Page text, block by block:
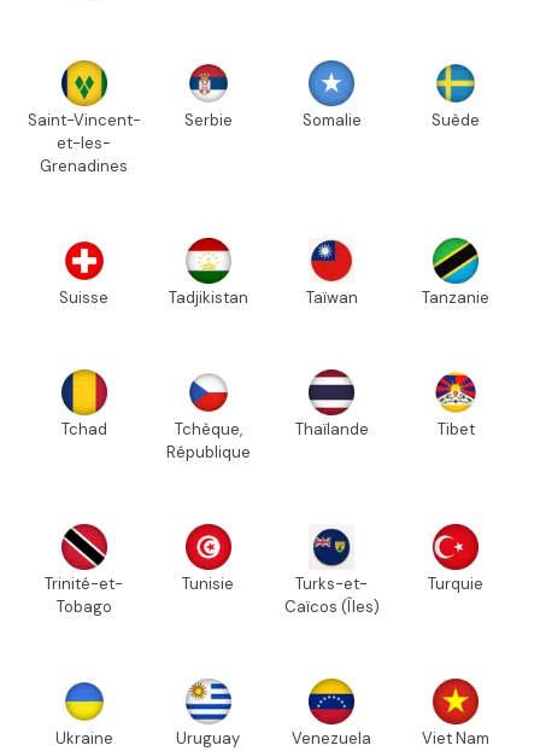
Saint-Vincent-
et-les-
Grenadines
Serbie Somalie Suède
Suisse Tadjikistan Taïwan Tanzanie
Tchad
Tchèque,
République
Thaïlande Tibet
Trinité-et-
Tobago
Tunisie
Turks-et-
Caïcos (Îles)
Turquie
Ukraine Uruguay Venezuela Viet Nam